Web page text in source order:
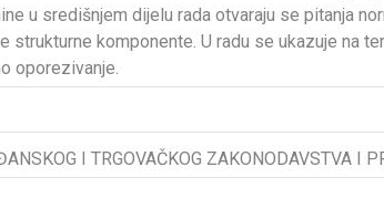
u središnjem dijelu rada otvaraju se pitanja
komponente. U radu se ukazuje na
oporezivanje.
I TRGOVAČKOG ZAKONODAVSTVA I